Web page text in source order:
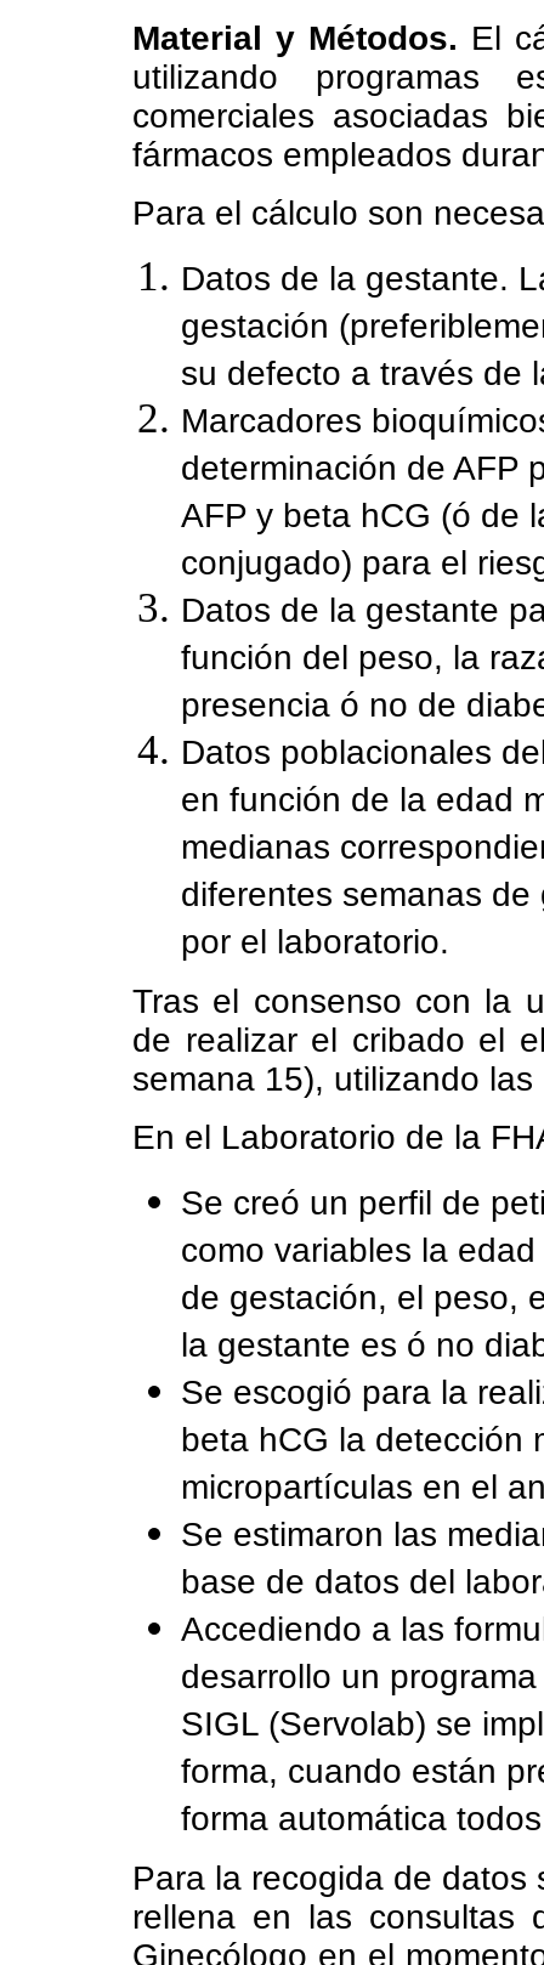
Material y Métodos. El
utilizando programas
comerciales asociadas
fármacos empleados
Para el cálculo son
Datos de la gestante.
gestación
su defecto a través de
Marcadores
determinación de AFP
AFP y beta hCG (ó de
conjugado) para el
Datos de la gestante
función del peso, la
presencia ó no de
Datos poblacionales
en función de la edad
medianas
diferentes semanas
por el laboratorio.
Tras el consenso con la
de realizar el cribado el
semana 15), utilizando
En el Laboratorio de la
Se creó un perfil de
como variables la
de gestación, el peso,
la gestante es ó no
Se escogió para la
beta hCG la detección
micropartículas en el
Se estimaron las
base de datos del
Accediendo a las
desarrollo un
SIGL (Servolab) se
forma, cuando están
forma automática
Para la recogida de
rellena en las consultas
Ginecólogo en el